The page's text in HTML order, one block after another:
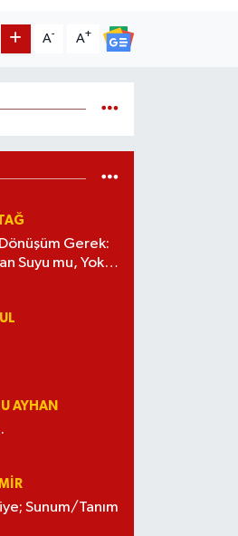
A- A+
Gerek:
Suyu mu, Yoksa
AYHAN
Sunum/Tanım